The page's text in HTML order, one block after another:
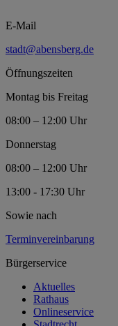
E-Mail
stadt@abensberg.de
Öffnungszeiten
Montag bis Freitag
08:00 – 12:00 Uhr
Donnerstag
08:00 – 12:00 Uhr
13:00 - 17:30 Uhr
Sowie nach
Terminvereinbarung
Bürgerservice
Aktuelles
Rathaus
Onlineservice